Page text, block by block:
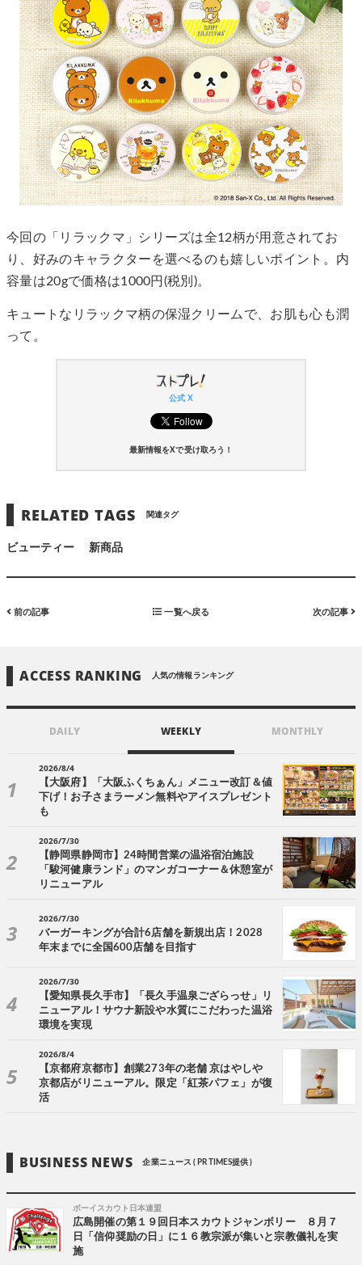
今回の「リラックマ」シリーズは全12柄が用意されてお
り、好みのキャラクターを選べるのも嬉しいポイント。内
容量は20gで価格は1000円(税別)。
キュートなリラックマ柄の保湿クリームで、お肌も心も潤
って。
公式 X
最新情報をXで受け取ろう！
RELATED TAGS 関連タグ
ビューティー 新商品
前の記事 一覧へ戻る 次の記事
ACCESS RANKING 人気の情報ランキング
DAILY WEEKLY MONTHLY
2026/8/4
【大阪府】「大阪ふくちぁん」メニュー改訂＆値
下げ！お子さまラーメン無料やアイスプレゼント
も
2026/7/30
【静岡県静岡市】24時間営業の温浴宿泊施設
「駿河健康ランド」のマンガコーナー＆休憩室が
リニューアル
2026/7/30
バーガーキングが合計6店舗を新規出店！2028
年末までに全国600店舗を目指す
2026/7/30
【愛知県長久手市】「長久手温泉ござらっせ」リ
ニューアル！サウナ新設や水質にこだわった温浴
環境を実現
2026/8/4
【京都府京都市】創業273年の老舗 京はやしや
京都店がリニューアル。限定「紅茶パフェ」が復
活
BUSINESS NEWS 企業ニュース ( PR TIMES提供 )
ボーイスカウト日本連盟
広島開催の第１９回日本スカウトジャンボリー ８月７
日「信仰奨励の日」に１６教宗派が集いと宗教儀礼を実
施